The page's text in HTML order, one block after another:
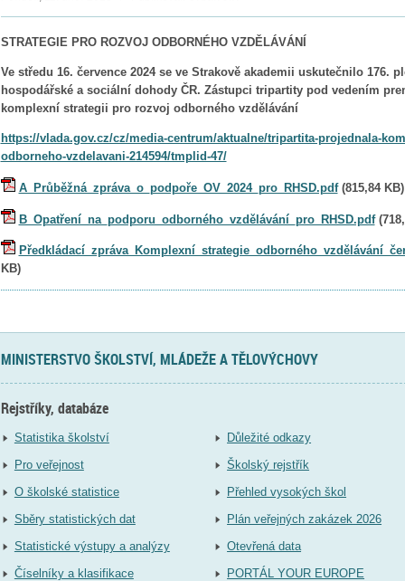
STRATEGIE PRO ROZVOJ ODBORNÉHO VZDĚLÁVÁNÍ
Ve středu 16. července 2024 se ve Strakově akademii uskutečnilo 176.
hospodářské a sociální dohody ČR. Zástupci tripartity pod vedením
komplexní strategii pro rozvoj odborného vzdělávání
https://vlada.gov.cz/cz/media-centrum/aktualne/tripartita-projednala-
odborneho-vzdelavani-214594/tmplid-47/
A_Průběžná_zpráva_o_podpoře_OV_2024_pro_RHSD.pdf(815,84 KB)
B_Opatření_na_podporu_odborného_vzdělávání_pro_RHSD.pdf(
KB)
MINISTERSTVO ŠKOLSTVÍ, MLÁDEŽE A TĚLOVÝCHOVY
Rejstříky, databáze
Statistika školství
Pro veřejnost
O školské statistice
Sběry statistických dat
Statistické výstupy a analýzy
Číselníky a klasifikace
Důležité odkazy
Školský rejstřík
Přehled vysokých škol
Plán veřejných zakázek 2026
Otevřená data
PORTÁL YOUR EUROPE